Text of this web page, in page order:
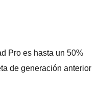
Pro es hasta un 50%
de generación anterior